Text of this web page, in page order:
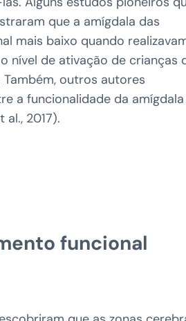
que a amígdala das
mais baixo quando
nível de ativação de crianças
outros autores
a funcionalidade da
2017).
funcional